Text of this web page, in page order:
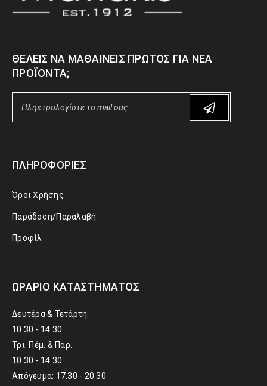
ΘΈΛΕΙΣ ΝΑ ΜΑΘΑΊΝΕΙΣ ΠΡΏΤΟΣ ΓΙΑ ΝΈΑ
ΠΡΟΪΌΝΤΑ;
ΠΛΗΡΟΦΟΡΊΕΣ
Όροι Χρήσης
Παράδοση/Παραλαβή
Προφίλ
ΩΡΆΡΙΟ ΚΑΤΑΣΤΉΜΑΤΟΣ
Δευτέρα & Τετάρτη:
10.30 - 14.30
Τρι. Πέμ. & Παρ.:
10.30 - 14.30
Απόγευμα: 17.30 - 20.30